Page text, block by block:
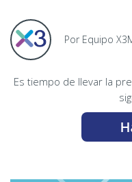
Por Equipo
Es tiempo de llevar la